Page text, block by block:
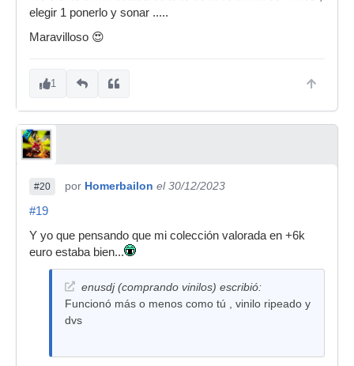
elegir 1 ponerlo y sonar .....
Maravilloso 😍
1
#20 por Homerbailon el 30/12/2023
#19
Y yo que pensando que mi colección valorada en +6k
euro estaba bien...
enusdj (comprando vinilos) escribió:
Funcionó más o menos como tú , vinilo ripeado y
dvs